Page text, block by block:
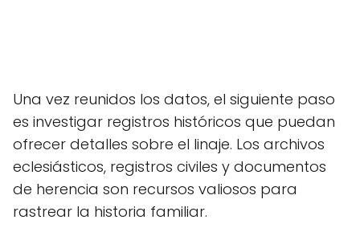
Una vez reunidos los datos, el siguiente paso
es investigar registros históricos que puedan
ofrecer detalles sobre el linaje. Los archivos
eclesiásticos, registros civiles y documentos
de herencia son recursos valiosos para
rastrear la historia familiar.